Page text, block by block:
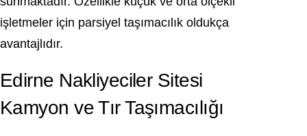
işletmeler için parsiyel taşımacılık oldukça
avantajlıdır.
Edirne Nakliyeciler Sitesi
Kamyon ve Tır Taşımacılığı